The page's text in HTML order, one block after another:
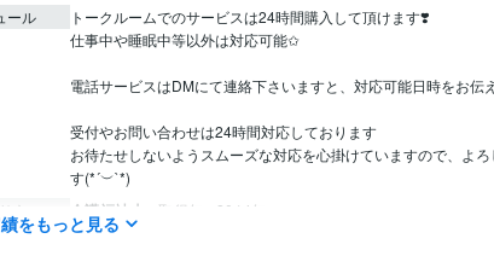
ール
トークルームでのサービスは24時間購入して頂けます❣️
仕事中や睡眠中等以外は対応可能✩
電話サービスはDMにて連絡下さいますと、対応可能日時をお伝
受付やお問い合わせは24時間対応しております
お待たせしないようスムーズな対応を心掛けていますので、よ
す(*´︶`*)
定 介護福祉士 取得年 : 2014年
をもっと見る